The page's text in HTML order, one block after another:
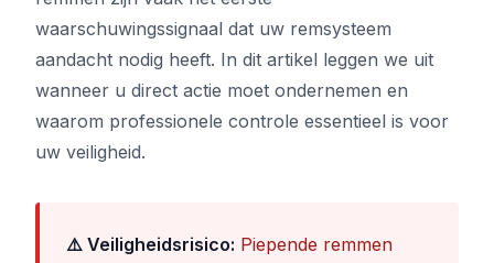
waarschuwingssignaal dat uw remsysteem
aandacht nodig heeft. In dit artikel leggen we uit
wanneer u direct actie moet ondernemen en
waarom professionele controle essentieel is voor
uw veiligheid.
⚠️ Veiligheidsrisico: Piepende remmen